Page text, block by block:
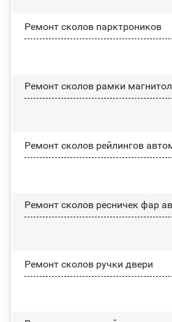
Ремонт сколов парктроников
Ремонт сколов рамки
Ремонт сколов рейлингов
Ремонт сколов ресничек фар
Ремонт сколов ручки двери